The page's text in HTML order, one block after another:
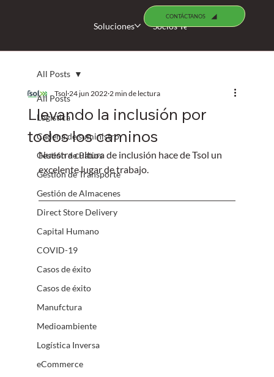
Soluciones Socios Tecnológicos
CONTÁCTANOS
All Posts
Logística
Cadena de suministro
Gestión de Patios
Gestión de Transporte
Gestión de Almacenes
Direct Store Delivery
Capital Humano
COVID-19
Casos de éxito
Casos de éxito
Manufctura
Medioambiente
Logística Inversa
eCommerce
All Posts
Llevando la inclusión por
todos los caminos
Tsol 24 jun 2022 2 min de lectura
Nuestra cultura de inclusión hace de Tsol un
excelente lugar de trabajo.